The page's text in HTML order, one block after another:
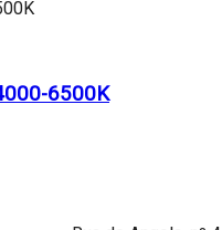
6500K